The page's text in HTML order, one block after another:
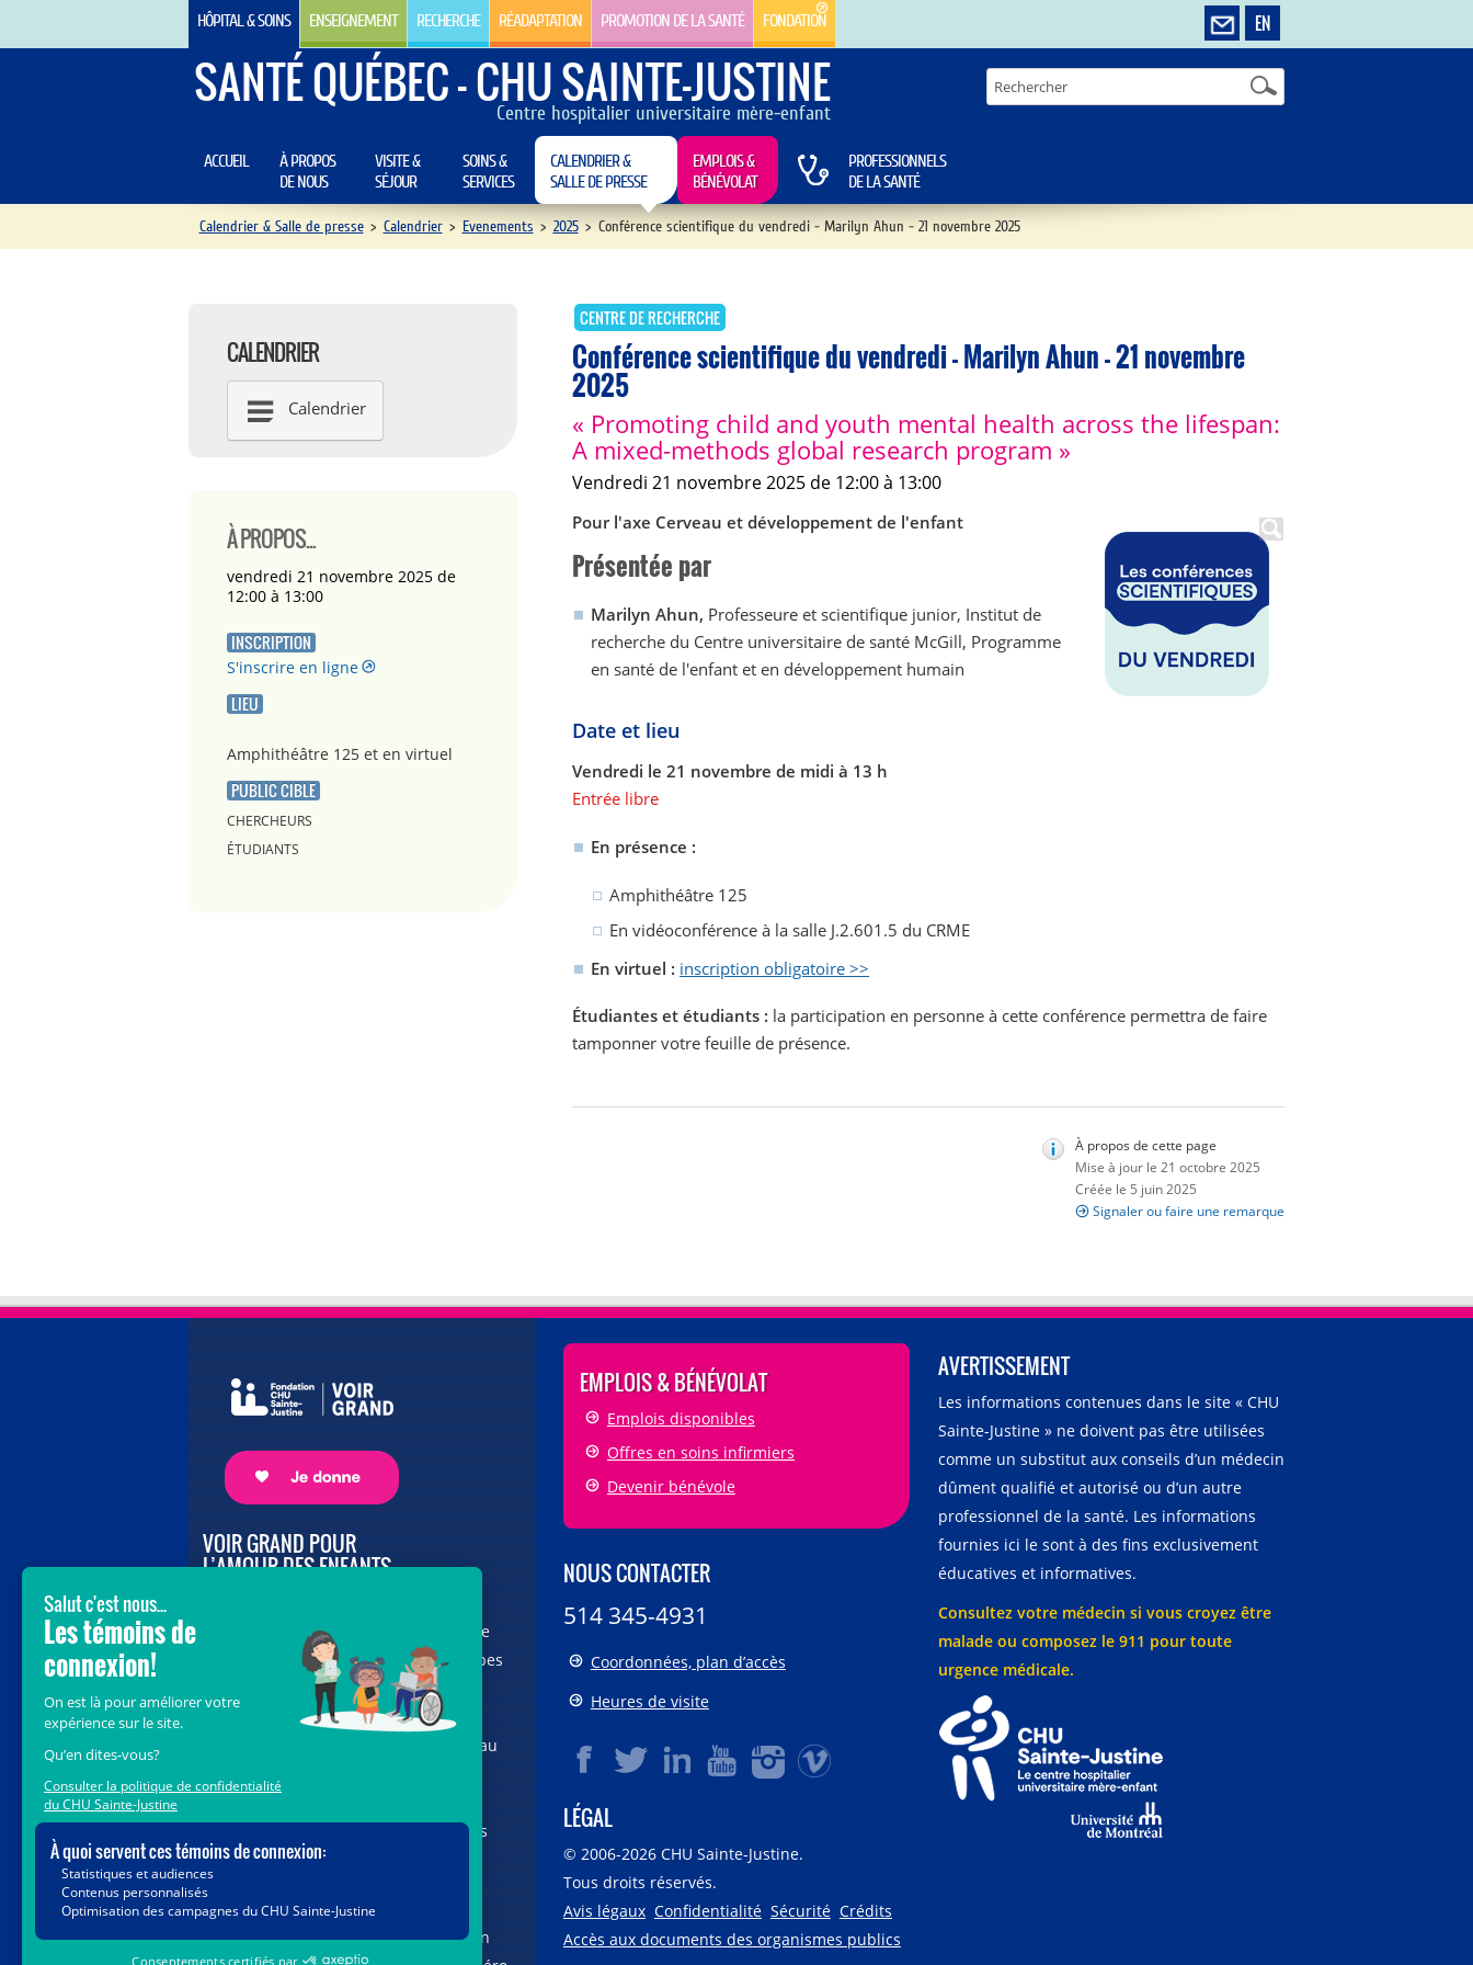
EN
HÔPITAL & SOINS ENSEIGNEMENT RECHERCHE RÉADAPTATION PROMOTION DE LA SANTÉ FONDATION
SANTÉ QUÉBEC - CHU SAINTE-JUSTINE
Centre hospitalier universitaire mère-enfant
ACCUEIL
À PROPOS
DE NOUS
VISITE &
SÉJOUR
SOINS &
SERVICES
CALENDRIER &
SALLE DE PRESSE
EMPLOIS &
BÉNÉVOLAT
PROFESSIONNELS
DE LA SANTÉ
Calendrier & Salle de presse > Calendrier > Evenements > 2025 > Conférence scientifique du vendredi - Marilyn Ahun - 21 novembre 2025
CALENDRIER
Calendrier
À PROPOS...
vendredi 21 novembre 2025 de
12:00 à 13:00
INSCRIPTION
S'inscrire en ligne
LIEU
Amphithéâtre 125 et en virtuel
PUBLIC CIBLE
CHERCHEURS
ÉTUDIANTS
CENTRE DE RECHERCHE
Conférence scientifique du vendredi - Marilyn Ahun - 21 novembre
2025
« Promoting child and youth mental health across the lifespan:
A mixed-methods global research program »
vendredi 21 novembre 2025 de 12:00 à 13:00
Pour l'axe Cerveau et développement de l'enfant
Présentée par
Marilyn Ahun, Professeure et scientifique junior, Institut de
recherche du Centre universitaire de santé McGill, Programme
en santé de l'enfant et en développement humain
Date et lieu
Vendredi le 21 novembre de midi à 13 h
Entrée libre
En présence :
Amphithéâtre 125
En vidéoconférence à la salle J.2.601.5 du CRME
En virtuel : inscription obligatoire >>
Étudiantes et étudiants : la participation en personne à cette conférence permettra de faire
tamponner votre feuille de présence.
À propos de cette page
Mise à jour le 21 octobre 2025
Créée le 5 juin 2025
Signaler ou faire une remarque
VOIR GRAND POUR
L’AMOUR DES ENFANTS
vous au cœur de la campagne majeure
Voir Grand, nous conduisons les équipes
soignantes vers les opportunités de la
science et des nouvelles technologies
pour que chaque enfant, où qu’il soit au
Justine. Ensemble, unissons nos forces
pour leur avenir.
Merci de voir grand avec nous.
Vous pouvez également faire votre don
EMPLOIS & BÉNÉVOLAT
Emplois disponibles
Offres en soins infirmiers
Devenir bénévole
NOUS CONTACTER
514 345-4931
Coordonnées, plan d’accès
Heures de visite
LÉGAL
© 2006-2026CHU Sainte-Justine.
Tous droits réservés.
Avis légaux Confidentialité Sécurité Crédits
Accès aux documents des organismes publics
AVERTISSEMENT
Les informations contenues dans le site « CHU
Sainte-Justine » ne doivent pas être utilisées
comme un substitut aux conseils d’un médecin
dûment qualifié et autorisé ou d’un autre
professionnel de la santé. Les informations
fournies ici le sont à des fins exclusivement
éducatives et informatives.
Consultez votre médecin si vous croyez être
malade ou composez le 911 pour toute
urgence médicale.